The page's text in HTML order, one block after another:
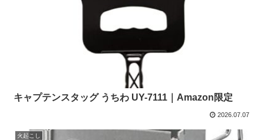
キャプテンスタッグ うちわ UY-7111｜Amazon限定
2026.07.07
火起こし